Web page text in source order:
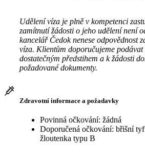
Udělení víza je plně v kompetenci
zamítnutí žádosti o jeho udělení není
kancelář Čedok nenese odpovědnost
víza. Klientům doporučujeme podávat
dostatečným předstihem a k žádosti
požadované dokumenty.
Zdravotní informace a požadavky
Povinná očkování: žádná
Doporučená očkování: břišní
žloutenka typu B